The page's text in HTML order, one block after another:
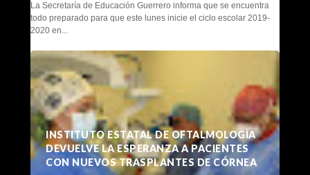
La Secretaría de Educación Guerrero informa que se encuentra
todo preparado para que este lunes inicie el ciclo escolar 2019-
2020 en...
INSTITUTO ESTATAL DE OFTALMOLOGÍA
DEVUELVE LA ESPERANZA A PACIENTES
CON NUEVOS TRASPLANTES DE CÓRNEA